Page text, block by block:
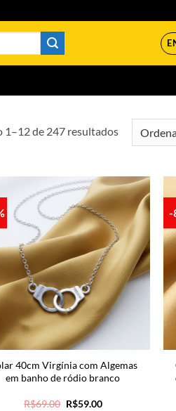
1–12 de 247 resultadosClassificado
por
recente
40cm Virgínia com Algemas
em banho de ródio branco
R$69.00 O
R$59.00O
-